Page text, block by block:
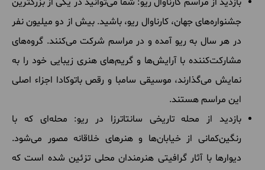
جشنواره‌های جهان، کارناوال ریو، باشید. بیش از دو میلیون نفر
در هر سال به ریو آمده و در مراسم شرکت می‌کنند. گروه‌های
مشارکت‌کننده با آرایش‌ها و گریم‌های هنری زیبایی خود را به
نمایش می‌گذارند، موسیقی سامبا و رقص باتوکادا اجزاء اصلی
این مراسم هستند.
بازدید از محله تاریخی سانتاترزا در ریو: محله‌ای که با
رنگین‌کمانی از خیابان‌ها و هنرهای خلاقانه مصور می‌شود.
دیوارها با آثار گرافیتی هنرمندان محلی تزئین شده است که